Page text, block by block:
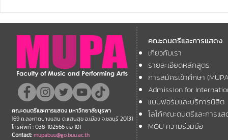
มหาวิทยาลัยบูรพา ขอแสดง
ความยินดี กับคณาจารย์ของ
คณะฯ ที่ได้รับการตอบรับให้นำ
เสนอผลงานวิชาการ ในงาน
ประชุมวิชาการระดับชาติและ
นานาชาติ "ศิลปกรรมวิจัย"
ประจำปี 2569 (FAR 12)
มหาวิทยาลั
โครงการ
11th
Forum
คณะดนตรีและการแสดง
เกี่ยวกับเรา
รายละเอียดหลักสูตร
การสมัครเข้าศึกษา
Admission for
แบบฟอร์มและบริการนิสิต
โลโก้คณะดนตรีและการแส
MOU ความร่วมมือ
คณะดนตรีและการแสดง มหาวิทยาลัยบูรพา
169 ถ.ลงหาดบางแสน ต.แสนสุข อ.เมือง จ.ชลบุรี 20131
โทรศัพท์ : 038-102566 ต่อ 101
Contact:mupabuu@go.buu.ac.th